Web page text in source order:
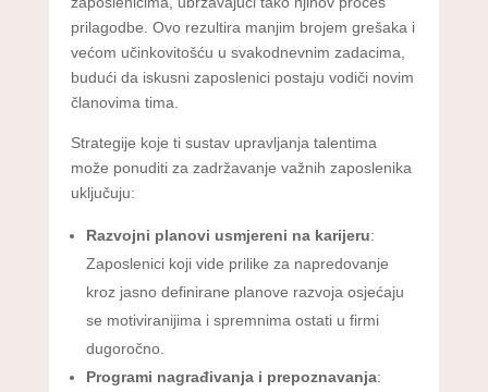
prilagodbe. Ovo rezultira manjim brojem grešaka i
većom učinkovitošću u svakodnevnim zadacima,
budući da iskusni zaposlenici postaju vodiči novim
članovima tima.
Strategije koje ti sustav upravljanja talentima
može ponuditi za zadržavanje važnih zaposlenika
uključuju:
Razvojni planovi usmjereni na karijeru:
Zaposlenici koji vide prilike za napredovanje
kroz jasno definirane planove razvoja osjećaju
se motiviranijima i spremnima ostati u firmi
dugoročno.
Programi nagrađivanja i prepoznavanja: